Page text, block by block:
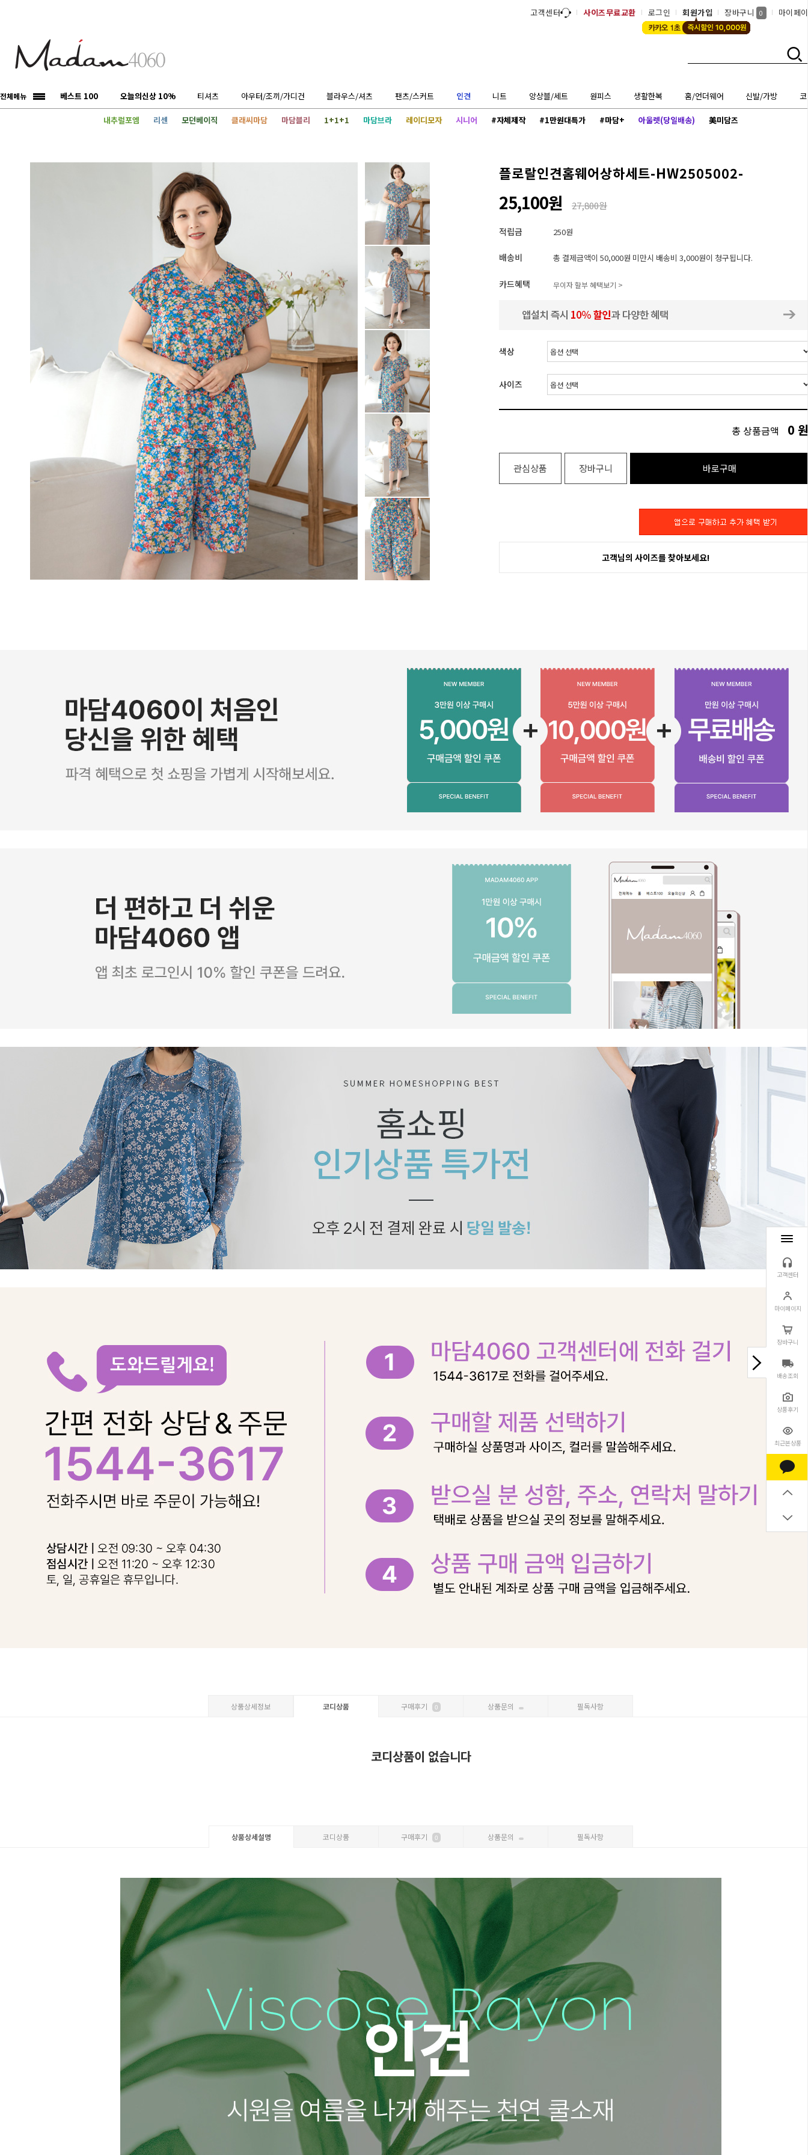
고객센터
마이페이지
장바구니
배송조회
상품후기
최근본상품
고객센터 사이즈무료교환 로그인 회원가입 장바구니 0 마이페
전체메뉴 베스트 100 오늘의신상 10% 티셔츠 아우터/조끼/가디건 블라우스/셔츠 팬츠/스커트 인견 니트 앙상블/세트 원피스 생활한복 홈/언더웨어 신발/가방
내추럴포엠 리센 모던베이직 클래씨마담 마담블리 1+1+1 마담브라 레이디모자 시니어 #자체제작 #1만원대특가 #마담+ 아울렛(당일배송) 美미담즈
플로랄인견홈웨어상하세트-HW2505002-
25,100원 27,800원
적립금 250원
배송비 총 결제금액이 50,000원 미만시 배송비 3,000원이 청구됩니다.
카드혜택 무이자 할부 혜택보기 >
색상
사이즈
총 상품금액 0 원
관심상품 장바구니 바로구매
고객님의 사이즈를 찾아보세요!
상품상세정보 코디상품 구매후기 0 상품문의 필독사항
코디상품이 없습니다
상품상세설명 코디상품 구매후기 0 상품문의 필독사항